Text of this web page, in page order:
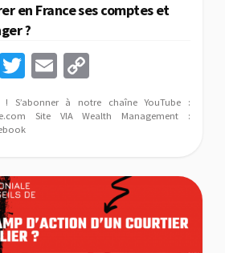
en France ses comptes et
?
Li
n
T
wi
tt
er
E
m
ai
o
p
Li
k
! S’abonner à notre chaîne YouTube :
Site VIA Wealth Management :